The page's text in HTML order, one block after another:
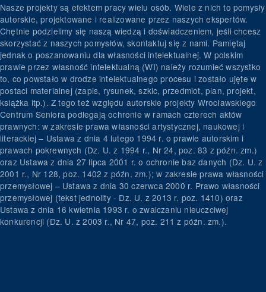
Nasze projekty są efektem pracy wielu osób. Wiele z nich to pomysły
autorskie, projektowane i realizowane przez naszych ekspertów.
Chętnie podzielimy się naszą wiedzą i doświadczeniem, jeśli chcesz
skorzystać z naszych pomysłów, skontaktuj się z nami. Pamiętaj
jednak o poszanowaniu dla własności intelektualnej. W polskim
prawie przez własność intelektualną (WI) należy rozumieć wszystko
to, co powstało w drodze intelektualnego procesu i zostało ujęte w
postaci materialnej (zapis, rysunek, szkic, przedmiot, plan, projekt,
książka itp.). Z tego też względu autorskie projekty Wrocławskiego
Centrum Seniora podlegają ochronie w ramach czterech aktów
prawnych: w zakresie prawa własności artystycznej, naukowej i
literackiej – Ustawa z dnia 4 lutego 1994 r. o prawie autorskim i
prawach pokrewnych (Dz. U. z 1994 r., Nr 24, poz. 83 z późn. zm.)
oraz Ustawa z dnia 27 lipca 2001 r. o ochronie baz danych (Dz. U. z
2001 r., Nr 128, poz. 1402 z późn. zm.); w zakresie prawa własności
przemysłowej – Ustawa z dnia 30 czerwca 2000 r. Prawo własności
przemysłowej (tekst jednolity - Dz. U. z 2013 r. poz. 1410) oraz
Ustawa z dnia 16 kwietnia 1993 r. o zwalczaniu nieuczciwej
konkurencji (Dz. U. z 2003 r., Nr 47, poz. 211 z późn. zm.).